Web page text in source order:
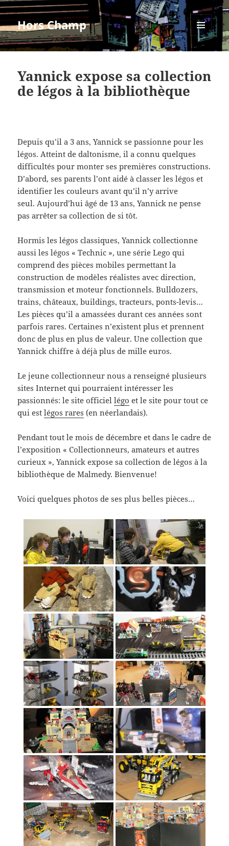
Hors Champ
MENU
ET
Yannick expose sa collection
de légos à la bibliothèque
Depuis qu’il a 3 ans, Yannick se passionne pour les
légos. Atteint de daltonisme, il a connu quelques
difficultés pour monter ses premières constructions.
D’abord, ses parents l’ont aidé à classer les légos et
identifier les couleurs avant qu’il n’y arrive
seul. Aujourd’hui âgé de 13 ans, Yannick ne pense
pas arrêter sa collection de si tôt.
Hormis les légos classiques, Yannick collectionne
aussi les légos « Technic », une série Lego qui
comprend des pièces mobiles permettant la
construction de modèles réalistes avec direction,
transmission et moteur fonctionnels. Bulldozers,
trains, châteaux, buildings, tracteurs, ponts-levis…
Les pièces qu’il a amassées durant ces années sont
parfois rares. Certaines n’existent plus et prennent
donc de plus en plus de valeur. Une collection que
Yannick chiffre à déjà plus de mille euros.
Le jeune collectionneur nous a renseigné plusieurs
sites Internet qui pourraient intéresser les
passionnés: le site officiellégo et le site pour tout ce
qui estlégos rares (en néerlandais).
Pendant tout le mois de décembre et dans le cadre de
l’exposition « Collectionneurs, amateurs et autres
curieux », Yannick expose sa collection de légos à la
bibliothèque de Malmedy. Bienvenue!
Voici quelques photos de ses plus belles pièces…